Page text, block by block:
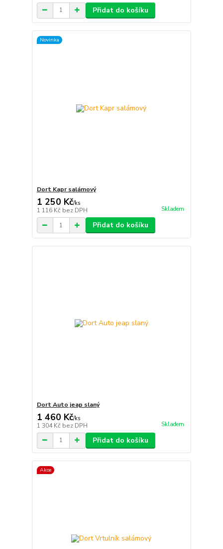
Přidat do košíku
Novinka
Dort Kapr salámový
1 250 Kč/ks
1 116 Kč bez DPH Skladem
Přidat do košíku
Dort Auto jeap slaný
1 460 Kč/ks
1 304 Kč bez DPH Skladem
Přidat do košíku
Akce